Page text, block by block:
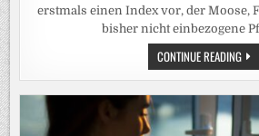
erstmals einen Index vor, der Moose,
bisher nicht einbezogene
CONTINUE READINGNEUER
INDEX
VON